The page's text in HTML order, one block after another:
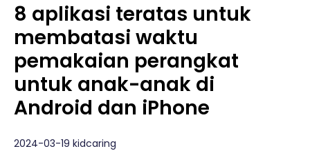
8 aplikasi teratas untuk
membatasi waktu
pemakaian perangkat
untuk anak-anak di
Android dan iPhone
2024-03-19 kidcaring